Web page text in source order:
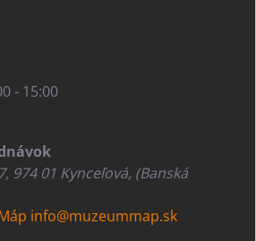
- 15:00
974 01 Kynceľová, (Banská
info@muzeummap.sk